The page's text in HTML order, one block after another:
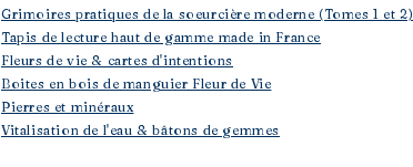
Grimoires pratiques de la soeurcière moderne (Tomes 1 et 2)
Tapis de lecture haut de gamme made in France
Fleurs de vie & cartes d'intentions
Boites en bois de manguier Fleur de Vie
Pierres et minéraux
Vitalisation de l'eau & bâtons de gemmes